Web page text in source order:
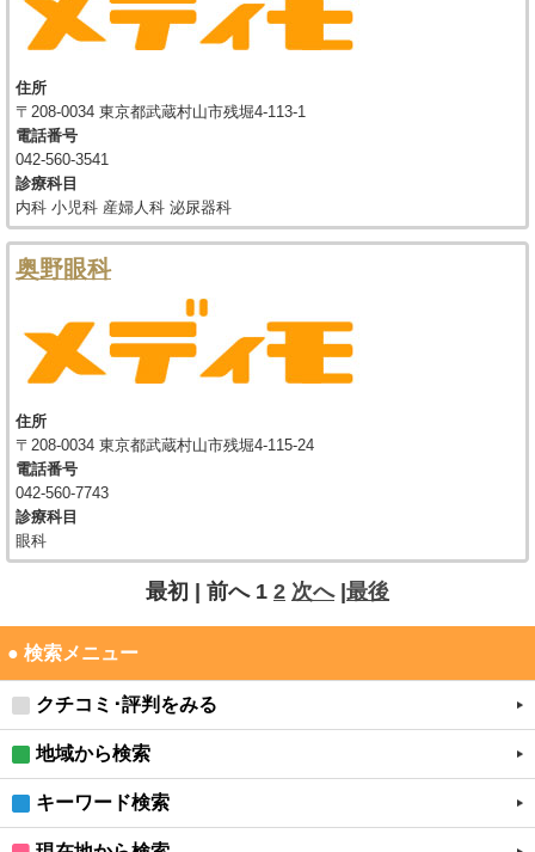
住所
〒208-0034 東京都武蔵村山市残堀4-113-1
電話番号
042-560-3541
診療科目
内科 小児科 産婦人科 泌尿器科
奥野眼科
住所
〒208-0034 東京都武蔵村山市残堀4-115-24
電話番号
042-560-7743
診療科目
眼科
最初 | 前へ 1 2 次へ|最後
● 検索メニュー
クチコミ･評判をみる
地域から検索
キーワード検索